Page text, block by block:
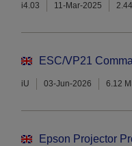
i4.03 11-Mar-2025
ESC/VP21
iU 03-Jun-2026 6.12
Epson Projector